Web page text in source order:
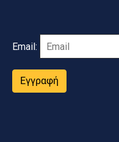
Email:
Εγγραφή